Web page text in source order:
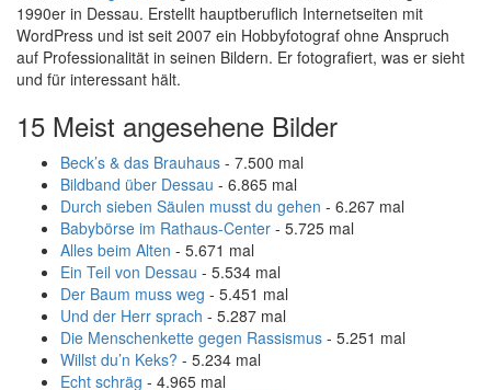
1990er in Dessau. Erstellt hauptberuflich Internetseiten mit
WordPress und ist seit 2007 ein Hobbyfotograf ohne Anspruch
auf Professionalität in seinen Bildern. Er fotografiert, was er sieht
und für interessant hält.
15 Meist angesehene Bilder
Beck’s & das Brauhaus - 7.500 mal
Bildband über Dessau - 6.865 mal
Durch sieben Säulen musst du gehen - 6.267 mal
Babybörse im Rathaus-Center - 5.725 mal
Alles beim Alten - 5.671 mal
Ein Teil von Dessau - 5.534 mal
Der Baum muss weg - 5.451 mal
Und der Herr sprach - 5.287 mal
Die Menschenkette gegen Rassismus - 5.251 mal
Willst du’n Keks? - 5.234 mal
Echt schräg - 4.965 mal